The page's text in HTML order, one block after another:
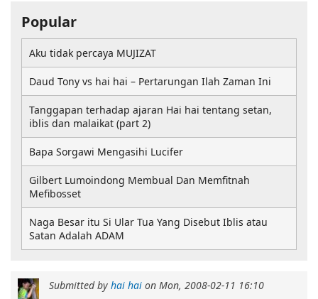
Submitted by hai hai on Mon, 2008-02-11 16:10
Popular
Aku tidak percaya MUJIZAT
Daud Tony vs hai hai – Pertarungan Ilah Zaman Ini
Tanggapan terhadap ajaran Hai hai tentang setan,
iblis dan malaikat (part 2)
Bapa Sorgawi Mengasihi Lucifer
Gilbert Lumoindong Membual Dan Memfitnah
Mefibosset
Naga Besar itu Si Ular Tua Yang Disebut Iblis atau
Satan Adalah ADAM